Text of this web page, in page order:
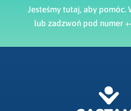
Jesteśmy tutaj, aby pomóc.
lub zadzwoń pod numer